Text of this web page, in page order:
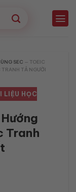
SEC — TOEIC
TRANH TẢ NGƯỜI
LIỆU HỌC
Tranh